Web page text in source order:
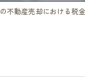
不動産売却における税